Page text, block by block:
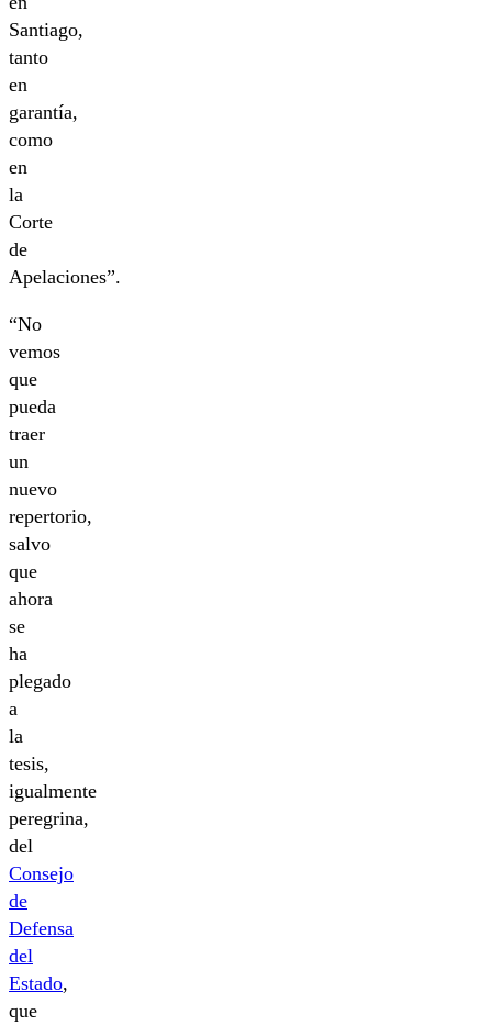
Santiago,
tanto
en
garantía,
como
en
la
Corte
de
Apelaciones”.
“No
vemos
que
pueda
traer
un
nuevo
repertorio,
salvo
que
ahora
se
ha
plegado
a
la
tesis,
igualmente
peregrina,
del
Consejo
de
Defensa
del
Estado,
que